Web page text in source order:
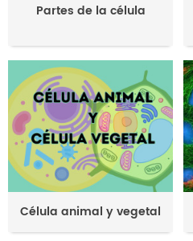
Partes de la célula
Célula animal y vegetal